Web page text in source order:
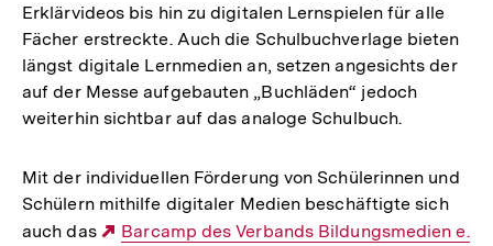
Erklärvideos bis hin zu digitalen Lernspielen für alle
Fächer erstreckte. Auch die Schulbuchverlage bieten
längst digitale Lernmedien an, setzen angesichts der
auf der Messe aufgebauten „Buchläden“ jedoch
weiterhin sichtbar auf das analoge Schulbuch.
Mit der individuellen Förderung von Schülerinnen und
Schülern mithilfe digitaler Medien beschäftigte sich
auch das
Externer
Barcamp des Verbands Bildungsmedien e.